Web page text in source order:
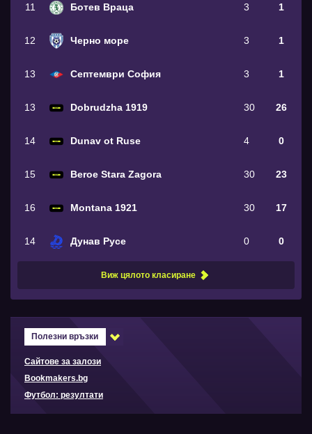
11 Ботев Враца 3 1
12 Черно море 3 1
13 Септември София 3 1
13 Dobrudzha 1919 30 26
14 Dunav ot Ruse 4 0
15 Beroe Stara Zagora 30 23
16 Montana 1921 30 17
14 Дунав Русе 0 0
Виж цялото класиране
Полезни връзки
Сайтове за залози
Bookmakers.bg
Футбол: резултати